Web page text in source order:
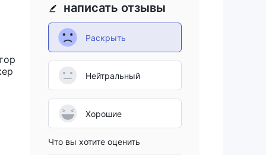
написать отзывы
Раскрыть
Нейтральный
Хорошие
Что вы хотите оценить